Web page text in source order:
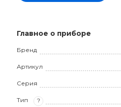
Главное о приборе
Бренд
Артикул
Серия
Тип ?